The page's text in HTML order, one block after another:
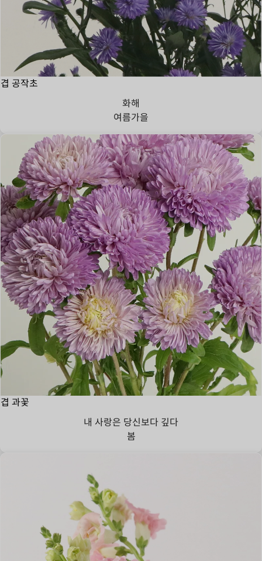
겹 공작초
화해
여름가을
겹 과꽃
내 사랑은 당신보다 깊다
봄